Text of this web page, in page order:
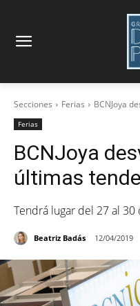
Secciones Ferias BCNJoya
Ferias
BCNJoya
últimas
Tendrá lugar del 27 al
Beatriz Badás 12/04/2019